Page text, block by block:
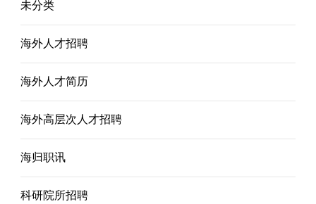
未分类
海外人才招聘
海外人才简历
海外高层次人才招聘
海归职讯
科研院所招聘